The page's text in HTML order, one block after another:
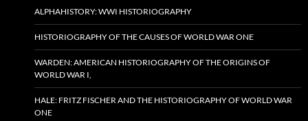
ALPHAHISTORY: WWI HISTORIOGRAPHY
HISTORIOGRAPHY OF THE CAUSES OF WORLD WAR ONE
WARDEN: AMERICAN HISTORIOGRAPHY OF THE ORIGINS OF
WORLD WAR I,
HALE: FRITZ FISCHER AND THE HISTORIOGRAPHY OF WORLD WAR
ONE